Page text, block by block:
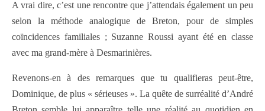
A vrai dire, c’est une rencontre que j’attendais également un peu
selon la méthode analogique de Breton, pour de simples
coïncidences familiales ; Suzanne Roussi ayant été en classe
avec ma grand-mère à Desmarinières.
Revenons-en à des remarques que tu qualifieras peut-être,
Dominique, de plus « sérieuses ». La quête de surréalité d’André